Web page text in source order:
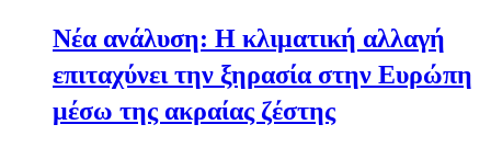
Νέα ανάλυση: Η κλιματική αλλαγή
επιταχύνει την ξηρασία στην Ευρώπη
μέσω της ακραίας ζέστης